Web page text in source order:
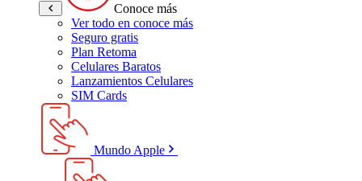
Conoce más
Ver todo en conoce más
Seguro gratis
Plan Retoma
Celulares Baratos
Lanzamientos Celulares
SIM Cards
Mundo Apple